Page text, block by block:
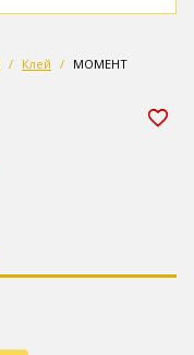
Клей МОМЕНТ